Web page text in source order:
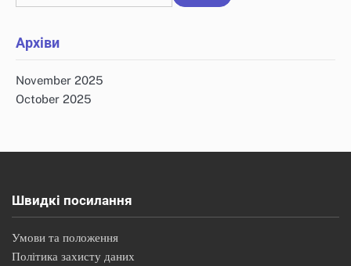
for:
Архіви
November 2025
October 2025
Швидкі посилання
Умови та положення
Політика захисту даних